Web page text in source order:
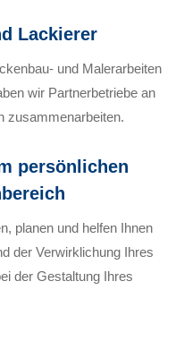
Lackierer
und Malerarbeiten
wir Partnerbetriebe an
zusammenarbeiten.
persönlichen
planen und helfen Ihnen
der Verwirklichung Ihres
der Gestaltung Ihres